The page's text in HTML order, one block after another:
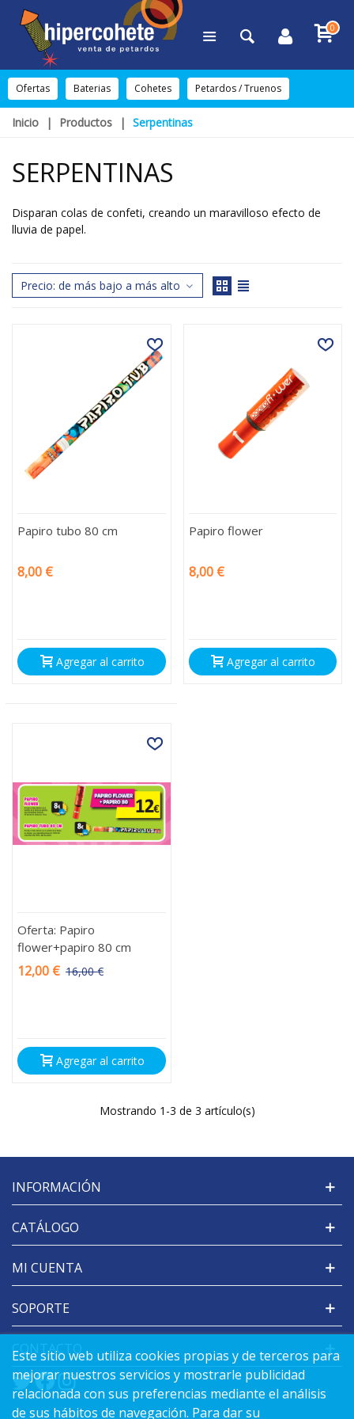
0
Ofertas Baterias Cohetes Petardos / Truenos
Inicio | Productos | Serpentinas
SERPENTINAS
Disparan colas de confeti, creando un maravilloso efecto de
lluvia de papel.
Lee mas
Precio: de más bajo a más alto
Papiro tubo 80 cm
8,00 €
Agregar al carrito
Papiro flower
8,00 €
Agregar al carrito
Oferta: Papiro
flower+papiro 80 cm
12,00 € 16,00 €
Agregar al carrito
Mostrando 1 -3 de 3 artículo(s)
Este sitio web utiliza cookies propias y de terceros para
mejorar nuestros servicios y mostrarle publicidad
relacionada con sus preferencias mediante el análisis
de sus hábitos de navegación. Para dar su
INFORMACIÓN
CATÁLOGO
MI CUENTA
SOPORTE
CONTACTO